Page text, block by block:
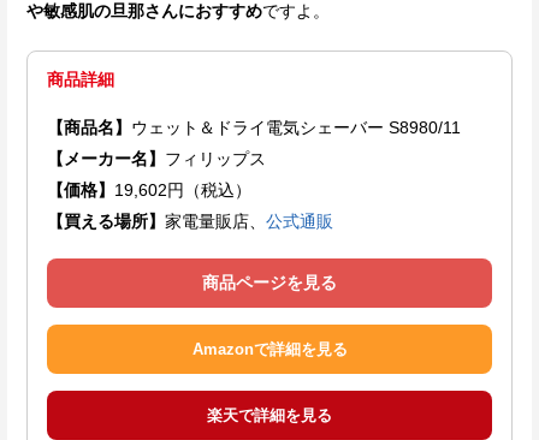
や敏感肌の旦那さんにおすすめですよ。
商品詳細
【商品名】 ウェット＆ドライ電気シェーバー S8980/11
【メーカー名】 フィリップス
【価格】 19,602円（税込）
【買える場所】 家電量販店、 公式通販
商品ページを見る
Amazonで詳細を見る
楽天で詳細を見る